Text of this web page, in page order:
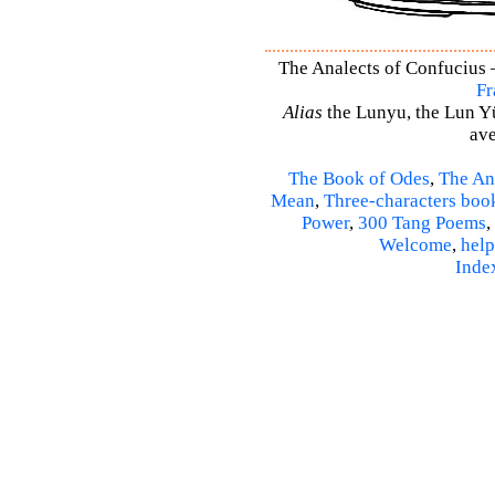
The Analects of
Alias the Lunyu, the Lun
The Book of Odes, The
Mean, Three-characters
Power, 300 Tang Poems,
Welcome, help